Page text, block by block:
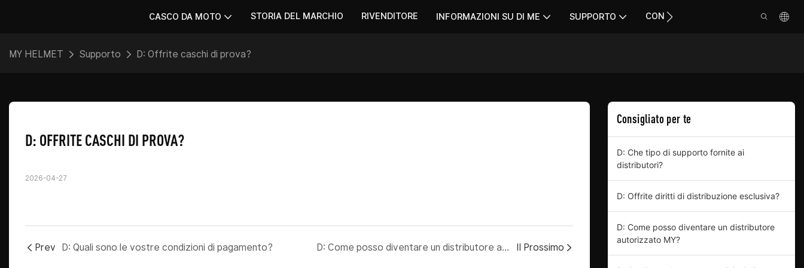
CASCO DA MOTO STORIA DEL MARCHIO RIVENDITORE INFORMAZIONI SU DI ME SUPPORTO CONTATTO
MY HELMET Supporto D: Offrite caschi di prova?
D: OFFRITE CASCHI DI PROVA?
2026-04-27
Prev D: Quali sono le vostre condizioni di pagamento? D: Come posso diventare un distributore autorizzato MY? Il Prossimo
Consigliato per te
D: Che tipo di supporto fornite ai
distributori?
D: Offrite diritti di distribuzione esclusiva?
D: Come posso diventare un distributore
autorizzato MY?